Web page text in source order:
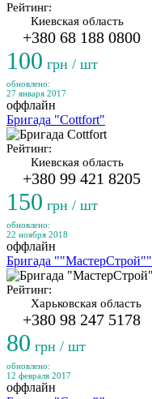
Рейтинг:
Киевская область
+380 68 188 0800
100 грн / шт
обновлено:
27 января 2017
оффлайн
Бригада "Cottfort"
Рейтинг:
Киевская область
+380 99 421 8205
150 грн / шт
обновлено:
22 ноября 2018
оффлайн
Бригада ""МастерСтрой""
Рейтинг:
Харьковская область
+380 98 247 5178
80 грн / шт
обновлено:
12 февраля 2017
оффлайн